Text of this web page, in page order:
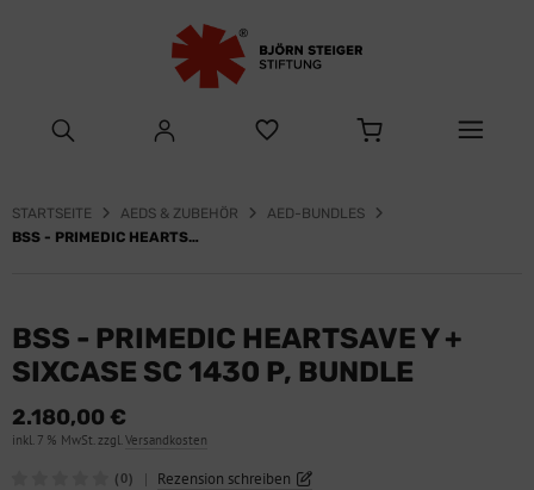
STARTSEITE AEDS & ZUBEHÖR
AED-BUNDLES
BSS - PRIMEDIC HEARTSAVE Y + SIXCASE SC 1430 P, BUNDLE
BSS - PRIMEDIC HEARTSAVE Y +
SIXCASE SC 1430 P, BUNDLE
2.180,00 €
inkl. 7 % MwSt. zzgl.Versandkosten
(0) | Rezension schreiben